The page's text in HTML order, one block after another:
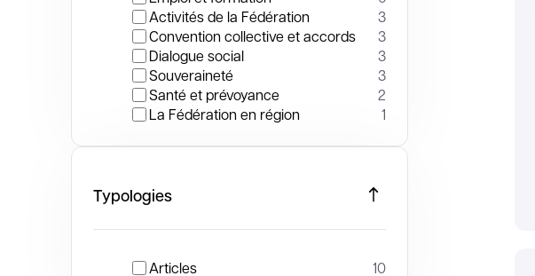
Activités de la Fédération
3
Convention collective et accords
3
Dialogue social
3
Souveraineté
3
Santé et prévoyance
2
La Fédération en région
1
Typologies
Articles
10